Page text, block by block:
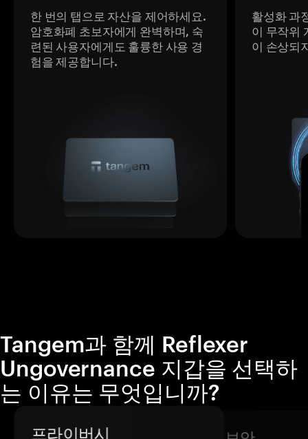
한 번의 탭으로 자산을 제어하세요.
암호화폐 초보자에게 완벽하며, 숙
련된 사용자에게도 훌륭한 사용 경
험을 제공합니다.
활성화 과
이 무작위
이 손상되
Tangem과 함께 Reflexer
Ungovernance 지갑을 선택하
는 이유는 무엇입니까?
프라이버시